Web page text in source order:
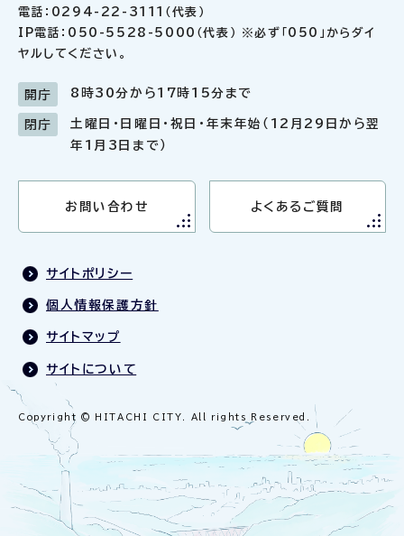
電話：0294-22-3111（代表）
IP電話：050-5528-5000（代表） ※必ず「050」からダイ
ヤルしてください。
開庁 8時30分から17時15分まで
閉庁
土曜日・日曜日・祝日・年末年始（12月29日から翌
年1月3日まで）
お問い合わせ よくあるご質問
サイトポリシー
個人情報保護方針
サイトマップ
サイトについて
Copyright © HITACHI CITY. All rights Reserved.